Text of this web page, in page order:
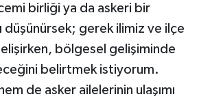
birliği ya da askeri bir
düşünürsek; gerek ilimiz ve ilçe
bölgesel gelişiminde
belirtmek istiyorum.
de asker ailelerinin ulaşımı